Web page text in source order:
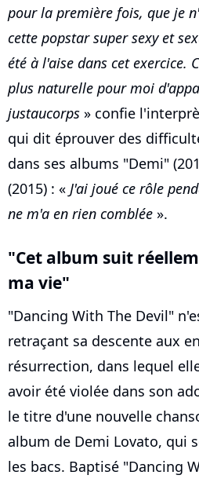
pour la première fois, que je
cette popstar super sexy et
été à l'aise dans cet exercice.
plus naturelle pour moi
justaucorps » confie
qui dit éprouver des
dans ses albums "Demi"
(2015) : « J'ai joué ce rôle
ne m'a en rien comblée ».
"Cet album suit
ma vie"
"Dancing With The Devil"
retraçant sa descente aux
résurrection, dans lequel
avoir été violée dans son
le titre d'une nouvelle
album de Demi Lovato, qui
les bacs. Baptisé "Dancing